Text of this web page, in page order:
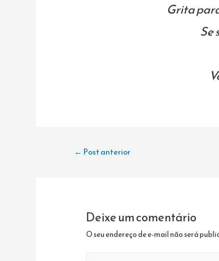
Grita
Se
Navegação
← Post anterior
Deixe um comentário
O seu endereço de e-mail não será